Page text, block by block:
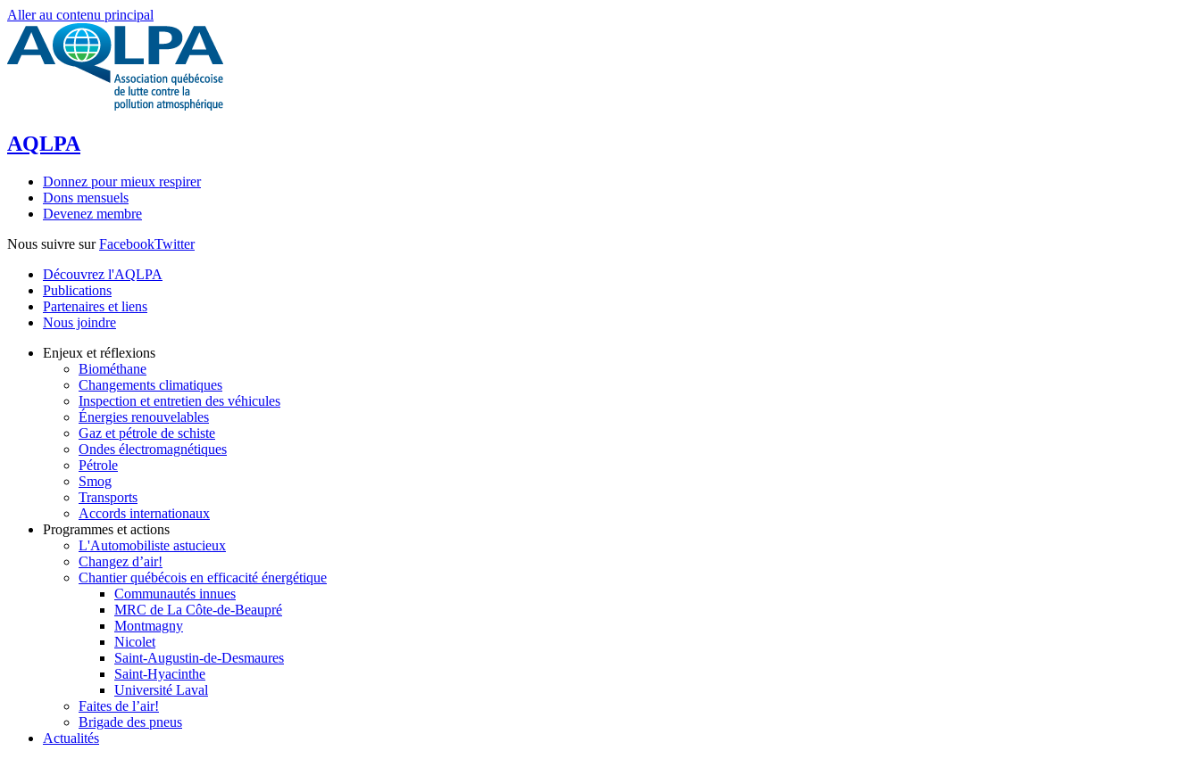
Aller au contenu principal
AQLPA
Donnez pour mieux respirer
Dons mensuels
Devenez membre
Nous suivre surFacebookTwitter
Découvrez l'AQLPA
Publications
Partenaires et liens
Nous joindre
Enjeux et réflexions
Biométhane
Changements climatiques
Inspection et entretien des véhicules
Énergies renouvelables
Gaz et pétrole de schiste
Ondes électromagnétiques
Pétrole
Smog
Transports
Accords internationaux
Programmes et actions
L'Automobiliste astucieux
Changez d’air!
Chantier québécois en efficacité énergétique
Communautés innues
MRC de La Côte-de-Beaupré
Montmagny
Nicolet
Saint-Augustin-de-Desmaures
Saint-Hyacinthe
Université Laval
Faites de l’air!
Brigade des pneus
Actualités